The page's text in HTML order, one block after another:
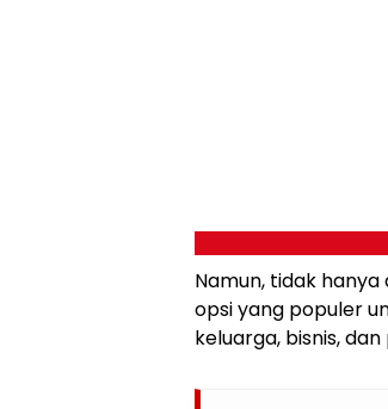
Namun, tidak
opsi yang populer
keluarga, bisnis,